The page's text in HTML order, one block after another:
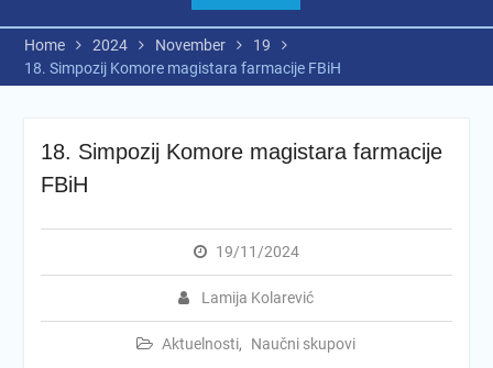
Home 2024 November
19
18. Simpozij Komore magistara farmacije FBiH
18. Simpozij Komore magistara farmacije
FBiH
19/11/2024
Lamija Kolarević
Aktuelnosti,
Naučni skupovi